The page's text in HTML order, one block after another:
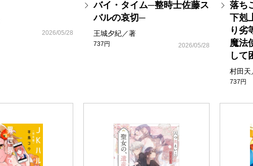
2026/05/28
バイ・タイム─整時士佐藤ス
バルの哀切─
王城夕紀／著
737円 2026/05/28
落ち
下剋
り劣
魔法
して
村田天
737円